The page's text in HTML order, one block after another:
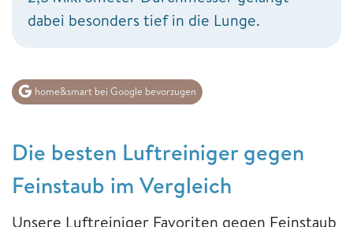
dabei besonders tief in die Lunge.
home&smart bei Google bevorzugen
Die besten Luftreiniger gegen
Feinstaub im Vergleich
Unsere Luftreiniger Favoriten gegen Feinstaub